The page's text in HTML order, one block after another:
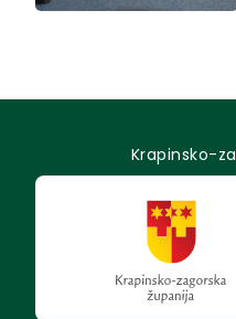
Krapinsko-